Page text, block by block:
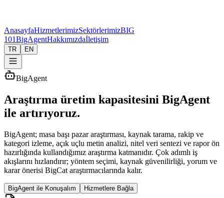
AnasayfaHizmetlerimizSektörlerimizBIG
101BigAgentHakkımızdaİletişim
TR EN
BigAgent
Araştırma üretim kapasitesini BigAgent
ile artırıyoruz.
BigAgent; masa başı pazar araştırması, kaynak tarama, rakip ve
kategori izleme, açık uçlu metin analizi, nitel veri sentezi ve rapor ön
hazırlığında kullandığımız araştırma katmanıdır. Çok adımlı iş
akışlarını hızlandırır; yöntem seçimi, kaynak güvenilirliği, yorum ve
karar önerisi BigCat araştırmacılarında kalır.
BigAgent ile Konuşalım Hizmetlere Bağla